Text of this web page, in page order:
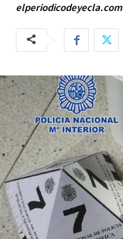
elperiodicodeyecla.com